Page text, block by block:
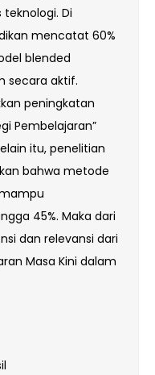
Di
mencatat 60%
blended
secara aktif.
peningkatan
Pembelajaran”
itu, penelitian
bahwa metode
45%. Maka dari
dan relevansi dari
Masa Kini dalam